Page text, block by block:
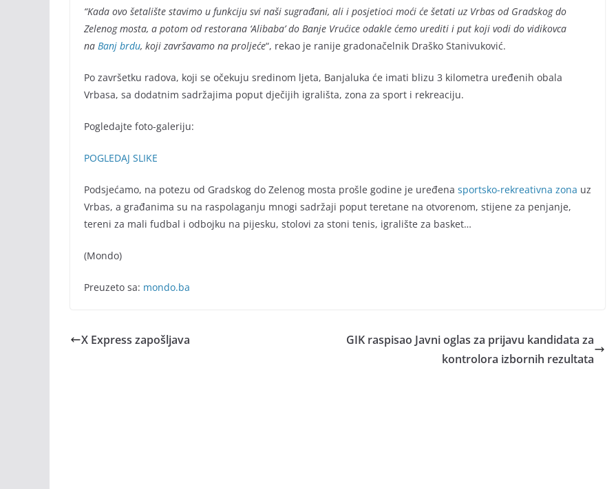
“Kada ovo šetalište stavimo u funkciju svi naši sugrađani, ali i posjetioci moći će šetati uz Vrbas od Gradskog do
Zelenog mosta, a potom od restorana ‘Alibaba’ do Banje Vrućice odakle ćemo urediti i put koji vodi do vidikovca
na Banj brdu, koji završavamo na proljeće“, rekao je ranije gradonačelnik Draško Stanivuković.
Po završetku radova, koji se očekuju sredinom ljeta, Banjaluka će imati blizu 3 kilometra uređenih obala
Vrbasa, sa dodatnim sadržajima poput dječijih igrališta, zona za sport i rekreaciju.
Pogledajte foto-galeriju:
POGLEDAJ SLIKE
Podsjećamo, na potezu od Gradskog do Zelenog mosta prošle godine je uređena sportsko-rekreativna zona uz
Vrbas, a građanima su na raspolaganju mnogi sadržaji poput teretane na otvorenom, stijene za penjanje,
tereni za mali fudbal i odbojku na pijesku, stolovi za stoni tenis, igralište za basket…
(Mondo)
Preuzeto sa: mondo.ba
X Express zapošljava
GIK raspisao Javni oglas za prijavu kandidata za
kontrolora izbornih rezultata